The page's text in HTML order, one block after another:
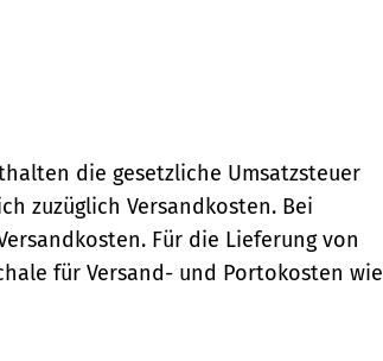
die gesetzliche Umsatzsteuer
zuzüglich Versandkosten. Bei
Für die Lieferung von
für Versand- und Portokosten wie